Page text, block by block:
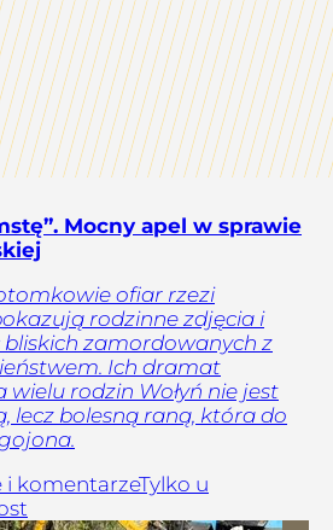
Mocny apel w sprawie
ofiar rzezi
rodzinne zdjęcia i
zamordowanych z
Ich dramat
wielu rodzin Wołyń nie jest
lecz bolesną raną, która do
i komentarzeTylko u